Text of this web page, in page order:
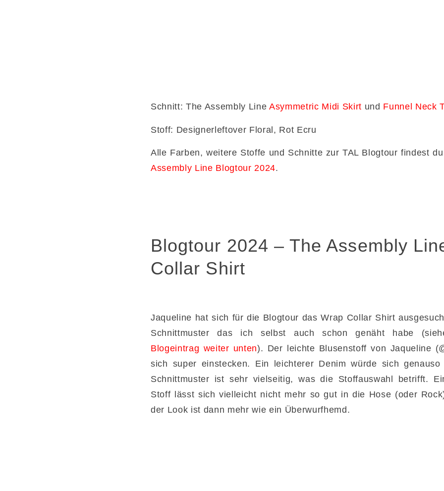
Schnitt: The Assembly LineAsymmetric Midi Skirt und Funnel Neck
Stoff: Designerleftover Floral, Rot Ecru
Alle Farben, weitere Stoffe und Schnitte zur TAL Blogtour findest
Assembly Line Blogtour 2024.
Blogtour 2024 – The Assembly
Collar Shirt
Jaqueline hat sich für die Blogtour das Wrap Collar Shirt
Schnittmuster das ich selbst auch schon genäht habe
Blogeintrag weiter unten). Der leichte Blusenstoff von Jaqueline
sich super einstecken. Ein leichterer Denim würde sich
Schnittmuster ist sehr vielseitig, was die Stoffauswahl betrifft.
Stoff lässt sich vielleicht nicht mehr so gut in die Hose (oder
der Look ist dann mehr wie ein Überwurfhemd.